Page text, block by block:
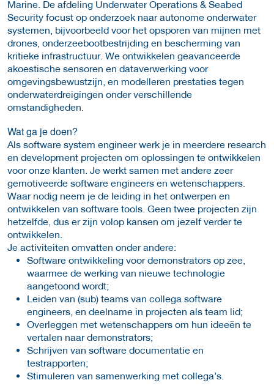
Marine. De afdeling Underwater Operations & Seabed
Security focust op onderzoek naar autonome onderwater
systemen, bijvoorbeeld voor het opsporen van mijnen met
drones, onderzeebootbestrijding en bescherming van
kritieke infrastructuur. We ontwikkelen geavanceerde
akoestische sensoren en dataverwerking voor
omgevingsbewustzijn, en modelleren prestaties tegen
onderwaterdreigingen onder verschillende
omstandigheden.
Wat ga je doen?
Als software system engineer werk je in meerdere research
en development projecten om oplossingen te ontwikkelen
voor onze klanten. Je werkt samen met andere zeer
gemotiveerde software engineers en wetenschappers.
Waar nodig neem je de leiding in het ontwerpen en
ontwikkelen van software tools. Geen twee projecten zijn
hetzelfde, dus er zijn volop kansen om jezelf verder te
ontwikkelen.
Je activiteiten omvatten onder andere:
Software ontwikkeling voor demonstrators op zee,
waarmee de werking van nieuwe technologie
aangetoond wordt;
Leiden van (sub) teams van collega software
engineers, en deelname in projecten als team lid;
Overleggen met wetenschappers om hun ideeën te
vertalen naar demonstrators;
Schrijven van software documentatie en
testrapporten;
Stimuleren van samenwerking met collega’s.